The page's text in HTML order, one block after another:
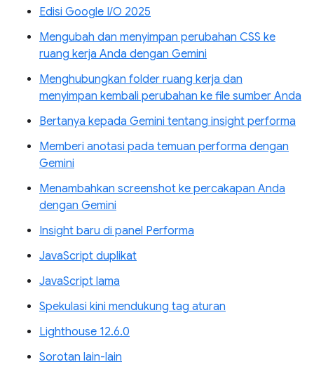
Edisi Google I/O 2025
Mengubah dan menyimpan perubahan CSS ke
ruang kerja Anda dengan Gemini
Menghubungkan folder ruang kerja dan
menyimpan kembali perubahan ke file sumber Anda
Bertanya kepada Gemini tentang insight performa
Memberi anotasi pada temuan performa dengan
Gemini
Menambahkan screenshot ke percakapan Anda
dengan Gemini
Insight baru di panel Performa
JavaScript duplikat
JavaScript lama
Spekulasi kini mendukung tag aturan
Lighthouse 12.6.0
Sorotan lain-lain